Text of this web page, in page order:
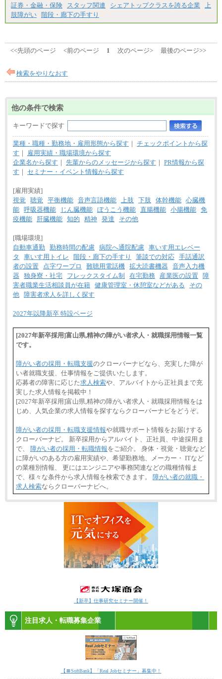
証券・金融・保険 スタッフ関連 シェアトップクラスを誇る企業
上
肢障がい 階段・廊下の手すり
<<先頭のページ <前のページ 1 次のページ> 最後のページ>>
検索をやりなおす
他の条件で検索
キーワードで探す
業種・職種・勤務地・雇用形態から探す ｜ チェックポイントから探
す ｜
雇用実績・職場環境から探す
企業名から探す ｜ 先輩からのメッセージから探す ｜ PR情報から探
す ｜ セミナー・イベント情報から探す
[雇用実績]
視覚
聴覚 平衡機能 音声言語機能 上肢 下肢 体幹機能 心臓機
能 呼吸器機能 じん臓機能 ぼうこう機能 直腸機能 小腸機能 免
疫機能
肝臓機能 知的 精神 発達 その他
[職場環境]
自動車通勤
勤務時間の配慮 病院へ通院配慮 車いす用エレベー
タ
車いす用トイレ 階段・廊下の手すり 筆談での対応 手話通訳
者の設置
点字ワープロ 難聴用電話機 拡大読書機器
音声入力機
器
独身寮・社宅 フレックスタイム制 在宅勤務 産業医の設置
障
害者職業生活相談員が在籍 健康管理室・休憩室などがある
その
他
障害者求人を詳しく探す
2027年以降新卒 特設ページ
[2027年新卒採用]富山県,精神の障がい者求人・就職採用情報一覧
です。
障がい者の採用・転職支援のクローバーナビなら、充実した障が
い者就職支援、仕事情報をご提供いたします。
応募者の障害に応じた求人検索や、アルバイトから正社員まで充
実した求人情報を掲載中！
[2027年新卒採用]富山県,精神の障がい者求人・就職採用情報をは
じめ、人気企業の求人情報を探すならクローバーナビをどうぞ。
障がい者の採用・転職支援情報や就職サポート情報をお届けする
クローバーナビ。 新卒採用からアルバイト、正社員、中途採用ま
で、 障がい者の採用・転職情報をご紹介。 身体・視覚・聴覚など
に障がいのある方の雇用実績や、希望勤務地、メーカー・ ITなど
の業種別情報、 更にはエンジニアや事務関連などの職種情報ま
で、様々な条件から求人情報を検索できます。 障がい者の就職・
求人検索ならクローバーナビへ。
【新卒】仕事研究セミナー開催！
注目求人・転職募集企業
【〓SoftBank】「Real Jobセミナー」募集中！